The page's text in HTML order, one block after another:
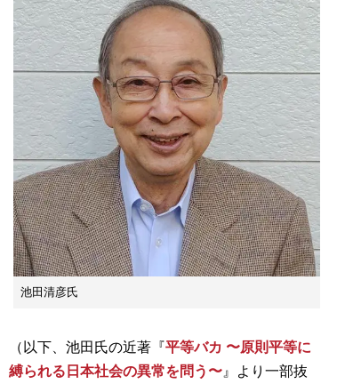
池田清彦氏
（以下、池田氏の近著『平等バカ 〜原則平等に
縛られる日本社会の異常を問う〜 』より一部抜